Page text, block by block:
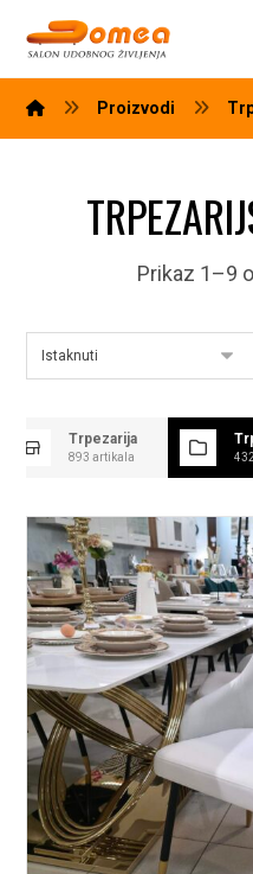
Proizvodi
Prikaz 1–9
Trpezarija
893 artikala